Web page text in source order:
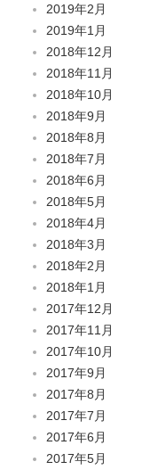
2019年2月
2019年1月
2018年12月
2018年11月
2018年10月
2018年9月
2018年8月
2018年7月
2018年6月
2018年5月
2018年4月
2018年3月
2018年2月
2018年1月
2017年12月
2017年11月
2017年10月
2017年9月
2017年8月
2017年7月
2017年6月
2017年5月